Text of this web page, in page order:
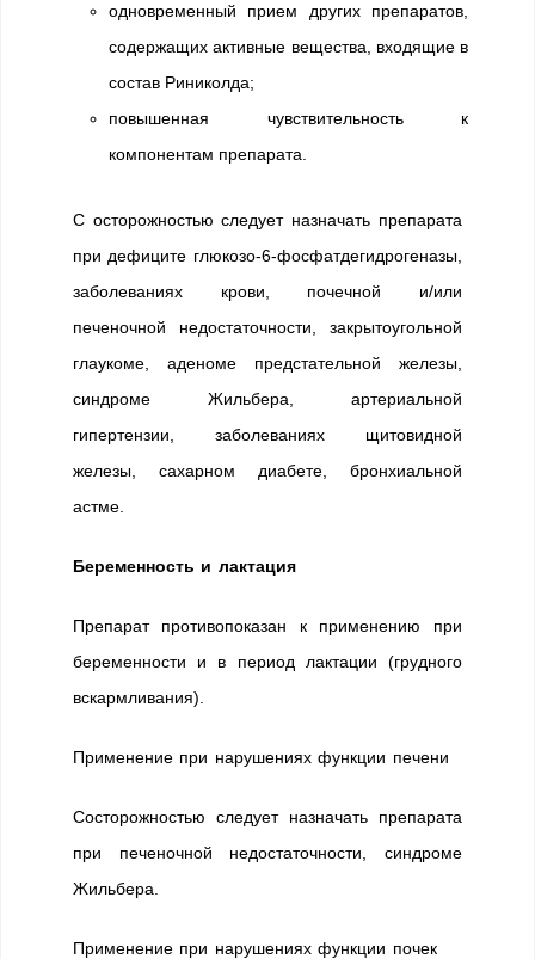
одновременный прием других препаратов,
содержащих активные вещества, входящие в
состав Риниколда;
повышенная чувствительность к
компонентам препарата.
С осторожностью следует назначать препарата
при дефиците глюкозо-6-фосфатдегидрогеназы,
заболеваниях крови, почечной и/или
печеночной недостаточности, закрытоугольной
глаукоме, аденоме предстательной железы,
синдроме Жильбера, артериальной
гипертензии, заболеваниях щитовидной
железы, сахарном диабете, бронхиальной
астме.
Беременность и лактация
Препарат противопоказан к применению при
беременности и в период лактации (грудного
вскармливания).
Применение при нарушениях функции печени
Состорожностью следует назначать препарата
при печеночной недостаточности, синдроме
Жильбера.
Применение при нарушениях функции почек